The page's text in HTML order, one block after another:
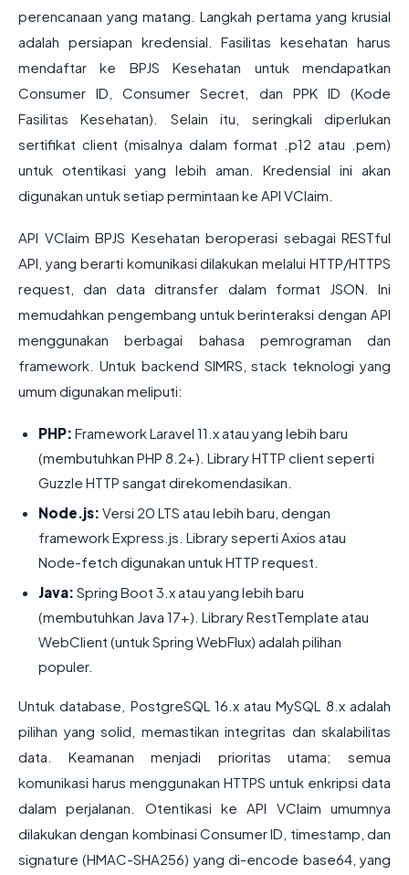
perencanaan yang matang. Langkah pertama yang krusial
adalah persiapan kredensial. Fasilitas kesehatan harus
mendaftar ke BPJS Kesehatan untuk mendapatkan
Consumer ID, Consumer Secret, dan PPK ID (Kode
Fasilitas Kesehatan). Selain itu, seringkali diperlukan
sertifikat client (misalnya dalam format .p12 atau .pem)
untuk otentikasi yang lebih aman. Kredensial ini akan
digunakan untuk setiap permintaan ke API VClaim.
API VClaim BPJS Kesehatan beroperasi sebagai RESTful
API, yang berarti komunikasi dilakukan melalui HTTP/HTTPS
request, dan data ditransfer dalam format JSON. Ini
memudahkan pengembang untuk berinteraksi dengan API
menggunakan berbagai bahasa pemrograman dan
framework. Untuk backend SIMRS, stack teknologi yang
umum digunakan meliputi:
PHP: Framework Laravel 11.x atau yang lebih baru
(membutuhkan PHP 8.2+). Library HTTP client seperti
Guzzle HTTP sangat direkomendasikan.
Node.js: Versi 20 LTS atau lebih baru, dengan
framework Express.js. Library seperti Axios atau
Node-fetch digunakan untuk HTTP request.
Java: Spring Boot 3.x atau yang lebih baru
(membutuhkan Java 17+). Library RestTemplate atau
WebClient (untuk Spring WebFlux) adalah pilihan
populer.
Untuk database, PostgreSQL 16.x atau MySQL 8.x adalah
pilihan yang solid, memastikan integritas dan skalabilitas
data. Keamanan menjadi prioritas utama; semua
komunikasi harus menggunakan HTTPS untuk enkripsi data
dalam perjalanan. Otentikasi ke API VClaim umumnya
dilakukan dengan kombinasi Consumer ID, timestamp, dan
signature (HMAC-SHA256) yang di-encode base64, yang